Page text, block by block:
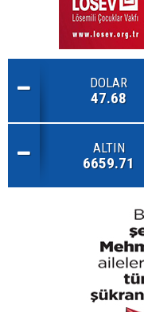
DOLAR
47.68
ALTIN
6659.71